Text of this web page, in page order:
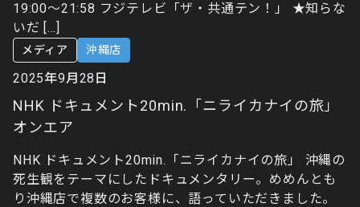
19:00〜21:58 フジテレビ「ザ・共通テン！」 ★知らな
いだ […]
メディア 沖縄店
2025年9月28日
NHK ドキュメント20min.「ニライカナイの旅」
オンエア
NHK ドキュメント20min.「ニライカナイの旅」 沖縄の
死生観をテーマにしたドキュメンタリー。めめんとも
り沖縄店で複数のお客様に、語っていただきました。